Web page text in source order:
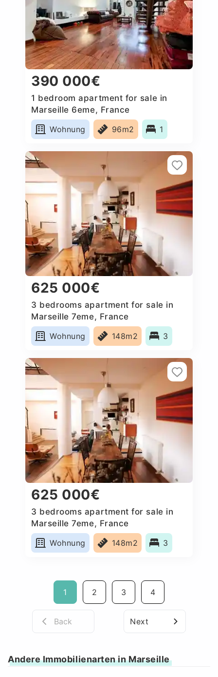
390 000€
1 bedroom apartment for sale in
Marseille 6eme, France
Wohnung
96m2 1
625 000€
3 bedrooms apartment for sale in
Marseille 7eme, France
Wohnung
148m2 3
625 000€
3 bedrooms apartment for sale in
Marseille 7eme, France
Wohnung
148m2 3
1 2 3 4
Back Next
Andere Immobilienarten in Marseille